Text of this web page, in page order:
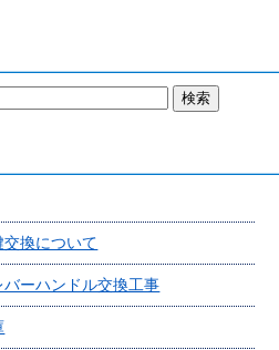
換について
ーハンドル交換工事